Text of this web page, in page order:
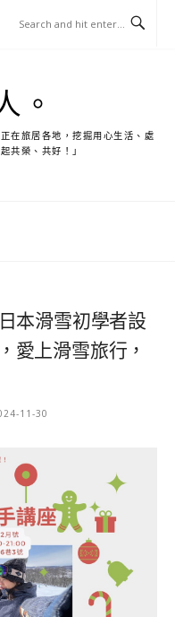
。
在旅居各地，挖掘用心生活、處
共榮、共好！」
本滑雪初學者設
愛上滑雪旅行，
11-30